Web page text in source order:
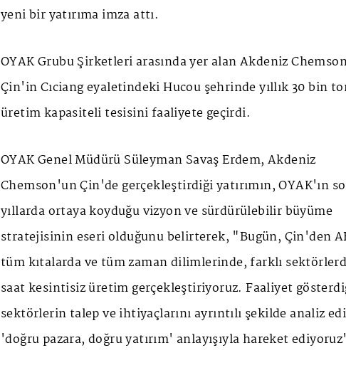
yeni bir yatırıma imza attı.
OYAK Grubu Şirketleri arasında yer alan Akdeniz
Çin'in Cıciang eyaletindeki Hucou şehrinde yıllık 30 bin
üretim kapasiteli tesisini faaliyete geçirdi.
OYAK Genel Müdürü Süleyman Savaş Erdem, Akdeniz
Chemson'un Çin'de gerçekleştirdiği yatırımın, OYAK'ın
yıllarda ortaya koyduğu vizyon ve sürdürülebilir büyüme
stratejisinin eseri olduğunu belirterek, "Bugün, Çin'den
tüm kıtalarda ve tüm zaman dilimlerinde, farklı
saat kesintisiz üretim gerçekleştiriyoruz. Faaliyet
sektörlerin talep ve ihtiyaçlarını ayrıntılı şekilde analiz
'doğru pazara, doğru yatırım' anlayışıyla hareket